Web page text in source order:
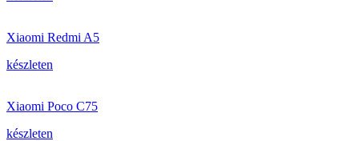
Xiaomi Redmi A5
készleten
Xiaomi Poco C75
készleten